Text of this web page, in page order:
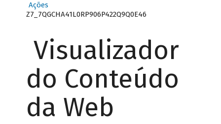
Ações
Z7_7QGCHA41L0RP906P422Q9Q0E46
Visualizador
do Conteúdo
da Web